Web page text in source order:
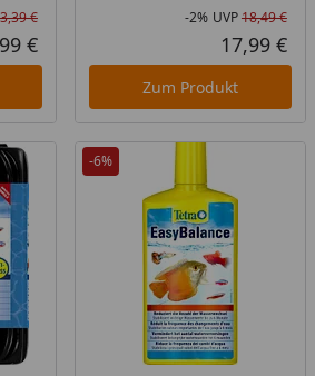
Rabatt in Prozent
Ursprünglicher Preis
€
Aktueller Preis
€
-2% UVP18,49 €
17,99 €
Zum Produkt
-6%